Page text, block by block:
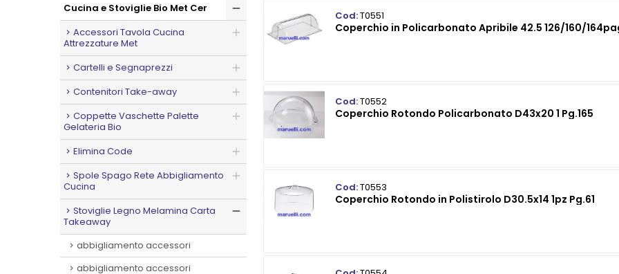
Cucina e Stoviglie Bio Met Cer
Accessori Tavola Cucina
Attrezzature Met
Cartelli e Segnaprezzi
Contenitori Take-away
Coppette Vaschette Palette
Gelateria Bio
Elimina Code
Spole Spago Rete Abbigliamento
Cucina
Stoviglie Legno Melamina Carta
Takeaway
abbigliamento accessori
abbigliamento accessori
Cod:T0551
Coperchio in Policarbonato Apribile 42.5 126/160/
Cod:T0552
Coperchio Rotondo Policarbonato D43x20 1 Pg.165
Cod:T0553
Coperchio Rotondo in Polistirolo D30.5x14 1pz Pg.61